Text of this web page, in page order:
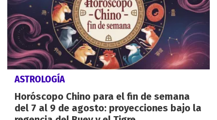
ASTROLOGÍA
Horóscopo Chino para el fin de semana
del 7 al 9 de agosto: proyecciones bajo la